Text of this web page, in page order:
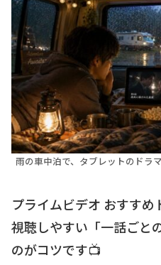
雨の車中泊で、タブレットのドラ
プライムビデオ おすす
視聴しやすい「一話ごと
のがコツです📺